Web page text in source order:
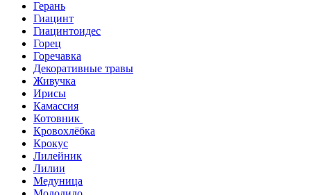
Герань
Гиацинт
Гиацинтоидес
Горец
Горечавка
Декоративные травы
Живучка
Ирисы
Камассия
Котовник
Кровохлёбка
Крокус
Лилейник
Лилии
Медуница